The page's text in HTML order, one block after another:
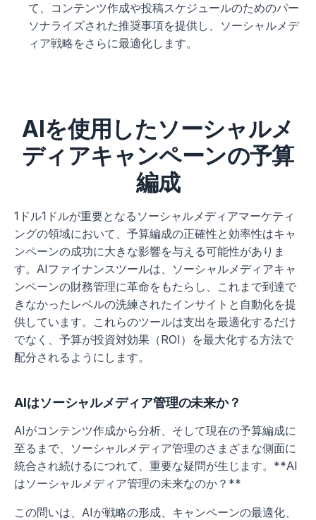
て、コンテンツ作成や投稿スケジュールのためのパー
ソナライズされた推奨事項を提供し、ソーシャルメデ
ィア戦略をさらに最適化します。
AIを使用したソーシャルメ
ディアキャンペーンの予算
編成
1ドル1ドルが重要となるソーシャルメディアマーケティ
ングの領域において、予算編成の正確性と効率性はキャ
ンペーンの成功に大きな影響を与える可能性がありま
す。AIファイナンスツールは、ソーシャルメディアキャ
ンペーンの財務管理に革命をもたらし、これまで到達で
きなかったレベルの洗練されたインサイトと自動化を提
供しています。これらのツールは支出を最適化するだけ
でなく、予算が投資対効果（ROI）を最大化する方法で
配分されるようにします。
AIはソーシャルメディア管理の未来か？
AIがコンテンツ作成から分析、そして現在の予算編成に
至るまで、ソーシャルメディア管理のさまざまな側面に
統合され続けるにつれて、重要な疑問が生じます。**AI
はソーシャルメディア管理の未来なのか？**
この問いは、AIが戦略の形成、キャンペーンの最適化、